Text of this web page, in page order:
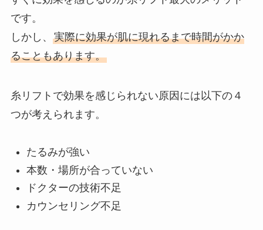
です。
しかし、 実際に効果が肌に現れるまで時間がかか
ることもあります。
糸リフトで効果を感じられない原因には以下の４
つが考えられます。
たるみが強い
本数・場所が合っていない
ドクターの技術不足
カウンセリング不足